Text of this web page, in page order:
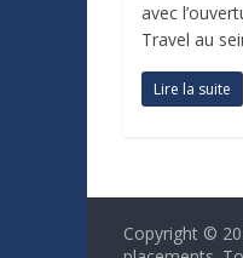
avec
Travel au
Lire la suite
Copyright ©